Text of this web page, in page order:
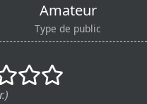
Amateur
Type de public
() ()
()